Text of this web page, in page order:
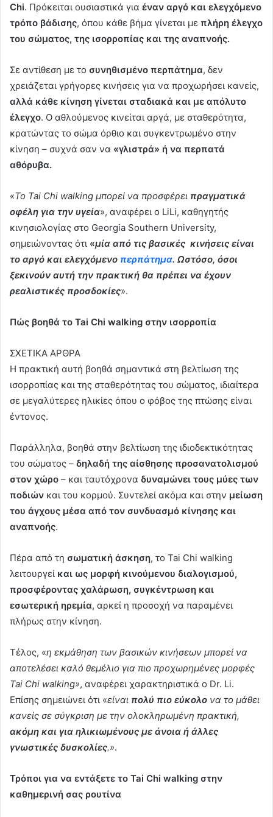
Chi. Πρόκειται ουσιαστικά για έναν αργό και ελεγχόμενο
τρόπο βάδισης, όπου κάθε βήμα γίνεται με πλήρη έλεγχο
του σώματος, της ισορροπίας και της αναπνοής.
Σε αντίθεση με το συνηθισμένο περπάτημα, δεν
χρειάζεται γρήγορες κινήσεις για να προχωρήσει κανείς,
αλλά κάθε κίνηση γίνεται σταδιακά και με απόλυτο
έλεγχο. Ο αθλούμενος κινείται αργά, με σταθερότητα,
κρατώντας το σώμα όρθιο και συγκεντρωμένο στην
κίνηση – συχνά σαν να «γλιστρά» ή να περπατά
αθόρυβα.
«Το Tai Chi walking μπορεί να προσφέρει πραγματικά
οφέλη για την υγεία», αναφέρει ο LiLi, καθηγητής
κινησιολογίας στο Georgia Southern University,
σημειώνοντας ότι «μία από τις βασικές κινήσεις είναι
το αργό και ελεγχόμενο περπάτημα. Ωστόσο, όσοι
ξεκινούν αυτή την πρακτική θα πρέπει να έχουν
ρεαλιστικές προσδοκίες».
Πώς βοηθά το Tai Chi walking στην ισορροπία
ΣΧΕΤΙΚΑ ΑΡΘΡΑ
Η πρακτική αυτή βοηθά σημαντικά στη βελτίωση της
ισορροπίας και της σταθερότητας του σώματος, ιδιαίτερα
σε μεγαλύτερες ηλικίες όπου ο φόβος της πτώσης είναι
έντονος.
Παράλληλα, βοηθά στην βελτίωση της ιδιοδεκτικότητας
του σώματος – δηλαδή της αίσθησης προσανατολισμού
στον χώρο – και ταυτόχρονα δυναμώνει τους μύες των
ποδιών και του κορμού. Συντελεί ακόμα και στην μείωση
του άγχους μέσα από τον συνδυασμό κίνησης και
αναπνοής.
Πέρα από τη σωματική άσκηση, το Tai Chi walking
λειτουργεί και ως μορφή κινούμενου διαλογισμού,
προσφέροντας χαλάρωση, συγκέντρωση και
εσωτερική ηρεμία, αρκεί η προσοχή να παραμένει
πλήρως στην κίνηση.
Τέλος, «η εκμάθηση των βασικών κινήσεων μπορεί να
αποτελέσει καλό θεμέλιο για πιο προχωρημένες μορφές
Tai Chi walking», αναφέρει χαρακτηριστικά ο Dr. Li.
Επίσης σημειώνει ότι «είναι πολύ πιο εύκολο να το μάθει
κανείς σε σύγκριση με την ολοκληρωμένη πρακτική,
ακόμη και για ηλικιωμένους με άνοια ή άλλες
γνωστικές δυσκολίες.».
Τρόποι για να εντάξετε το Tai Chi walking στην
καθημερινή σας ρουτίνα